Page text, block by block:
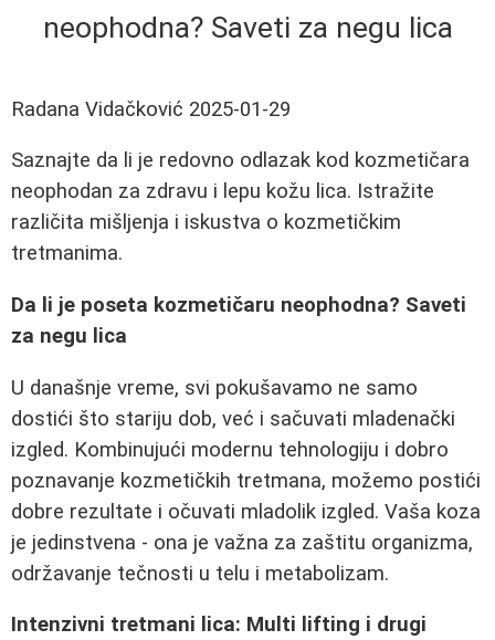
neophodna? Saveti za negu lica
Radana Vidačković 2025-01-29
Saznajte da li je redovno odlazak kod kozmetičara
neophodan za zdravu i lepu kožu lica. Istražite
različita mišljenja i iskustva o kozmetičkim
tretmanima.
Da li je poseta kozmetičaru neophodna? Saveti
za negu lica
U današnje vreme, svi pokušavamo ne samo
dostići što stariju dob, već i sačuvati mladenački
izgled. Kombinujući modernu tehnologiju i dobro
poznavanje kozmetičkih tretmana, možemo postići
dobre rezultate i očuvati mladolik izgled. Vaša koza
je jedinstvena - ona je važna za zaštitu organizma,
održavanje tečnosti u telu i metabolizam.
Intenzivni tretmani lica: Multi lifting i drugi